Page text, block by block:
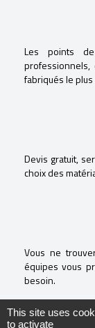
Les points de
fabriqués le
Devis gratuit,
choix des
Vous ne
équipes vous
besoin.
This site uses
to activate